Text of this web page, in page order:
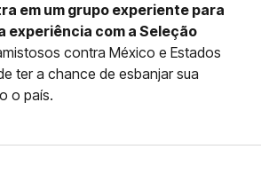
em um grupo experiente para
experiência com a Seleção
contra México e Estados
ter a chance de esbanjar sua
o país.